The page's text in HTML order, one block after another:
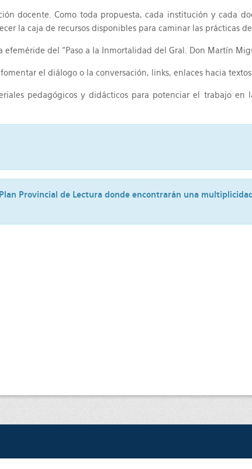
docente. Como toda propuesta, cada institución y cada
la caja de recursos disponibles para caminar las prácticas de
del “Paso a la Inmortalidad del Gral. Don Martín
el diálogo o la conversación, links, enlaces hacia
pedagógicos y didácticos para potenciar el trabajo
Provincial de Lectura donde encontrarán una